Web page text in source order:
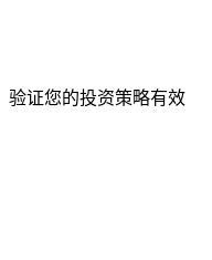
验证您的投资策略有效